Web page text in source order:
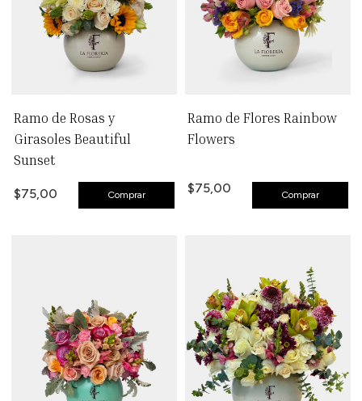
Ramo de Rosas y
Girasoles Beautiful
Sunset
$75,00 Comprar
Ramo de Flores Rainbow
Flowers
$75,00 Comprar